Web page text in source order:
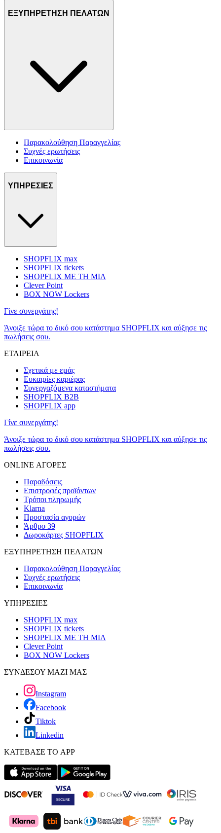
ΕΞΥΠΗΡΕΤΗΣΗ ΠΕΛΑΤΩΝ
Παρακολούθηση Παραγγελίας
Συχνές ερωτήσεις
Επικοινωνία
ΥΠΗΡΕΣΙΕΣ
SHOPFLIX max
SHOPFLIX tickets
SHOPFLIX ΜΕ ΤΗ ΜΙΑ
Clever Point
BOX NOW Lockers
Γίνε συνεργάτης!
Άνοιξε τώρα το δικό σου κατάστημα SHOPFLIX και αύξησε τις
πωλήσεις σου.
ΕΤΑΙΡΕΙΑ
Σχετικά με εμάς
Ευκαιρίες καριέρας
Συνεργαζόμενα καταστήματα
SHOPFLIX B2B
SHOPFLIX app
Γίνε συνεργάτης!
Άνοιξε τώρα το δικό σου κατάστημα SHOPFLIX και αύξησε τις
πωλήσεις σου.
ONLINE ΑΓΟΡΕΣ
Παραδόσεις
Επιστροφές προϊόντων
Τρόποι πληρωμής
Klarna
Προστασία αγορών
Άρθρο 39
Δωροκάρτες SHOPFLIX
ΕΞΥΠΗΡΕΤΗΣΗ ΠΕΛΑΤΩΝ
Παρακολούθηση Παραγγελίας
Συχνές ερωτήσεις
Επικοινωνία
ΥΠΗΡΕΣΙΕΣ
SHOPFLIX max
SHOPFLIX tickets
SHOPFLIX ΜΕ ΤΗ ΜΙΑ
Clever Point
BOX NOW Lockers
ΣΥΝΔΕΣΟΥ ΜΑΖΙ ΜΑΣ
Instagram
Facebook
Tiktok
Linkedin
ΚΑΤΕΒΑΣΕ ΤΟ APP